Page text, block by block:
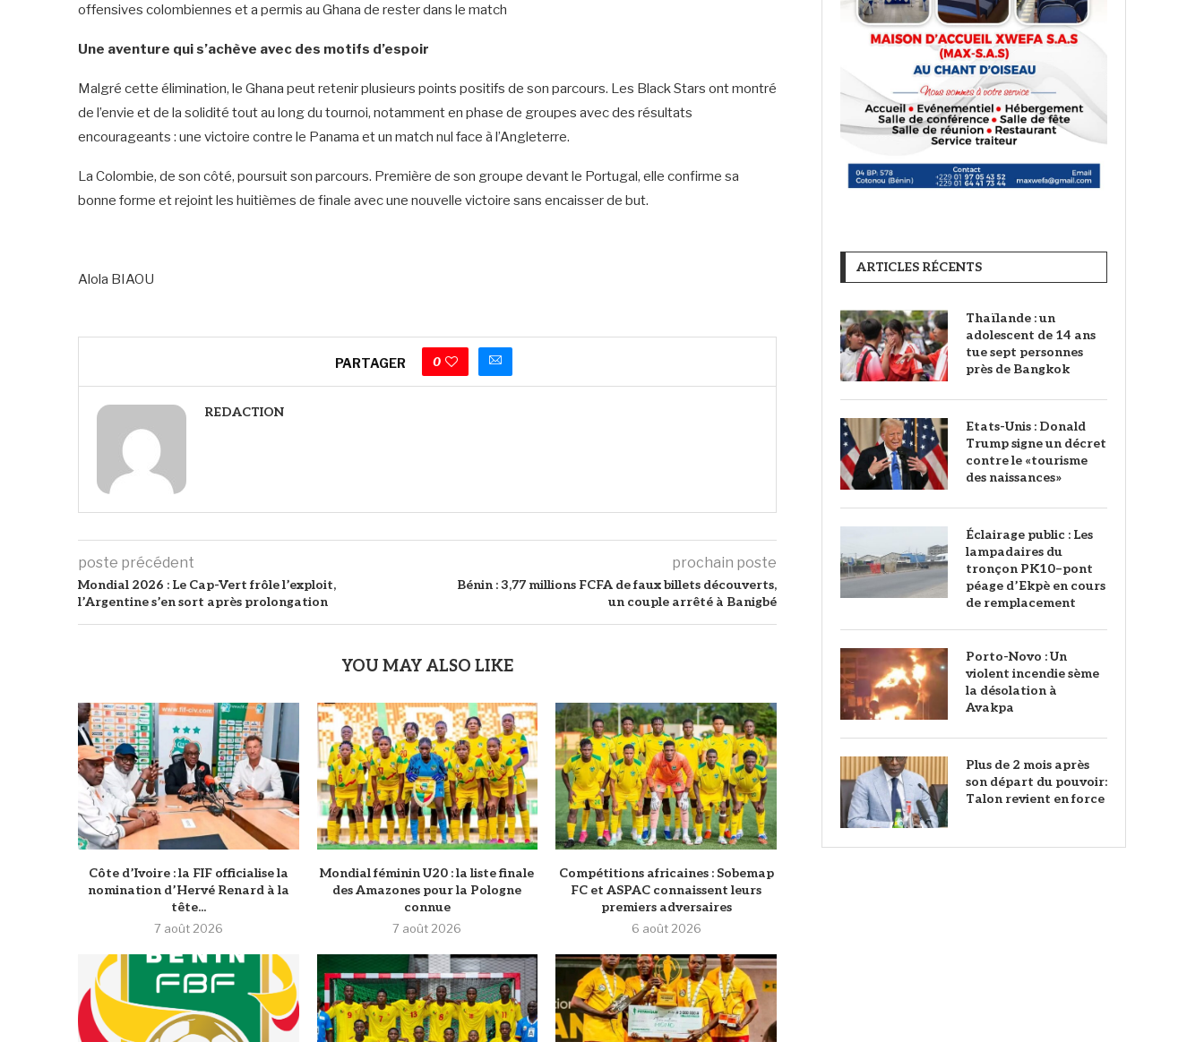
offensives colombiennes et a permis au Ghana de rester dans le match
Une aventure qui s’achève avec des motifs d’espoir
Malgré cette élimination, le Ghana peut retenir plusieurs points positifs de son parcours. Les Black Stars ont montré
de l’envie et de la solidité tout au long du tournoi, notamment en phase de groupes avec des résultats
encourageants : une victoire contre le Panama et un match nul face à l’Angleterre.
La Colombie, de son côté, poursuit son parcours. Première de son groupe devant le Portugal, elle confirme sa
bonne forme et rejoint les huitièmes de finale avec une nouvelle victoire sans encaisser de but.
Alola BIAOU
PARTAGER 0
REDACTION
poste précédent
Mondial 2026 : Le Cap-Vert frôle l’exploit,
l’Argentine s’en sort après prolongation
prochain poste
Bénin : 3,77 millions FCFA de faux billets découverts,
un couple arrêté à Banigbé
YOU MAY ALSO LIKE
Côte d’Ivoire : la FIF officialise la
nomination d’Hervé Renard à la
tête...
7 août 2026
Mondial féminin U20 : la liste finale
des Amazones pour la Pologne
connue
7 août 2026
Compétitions africaines : Sobemap
FC et ASPAC connaissent leurs
premiers adversaires
6 août 2026
ARTICLES RÉCENTS
Thaïlande : un
adolescent de 14 ans
tue sept personnes
près de Bangkok
Etats-Unis : Donald
Trump signe un décret
contre le «tourisme
des naissances»
‎Éclairage public : Les
lampadaires du
tronçon PK10–pont
péage d’Ekpè en cours
de remplacement
Porto-Novo : Un
violent incendie sème
la désolation à
Avakpa
Plus de 2 mois après
son départ du pouvoir:
Talon revient en force